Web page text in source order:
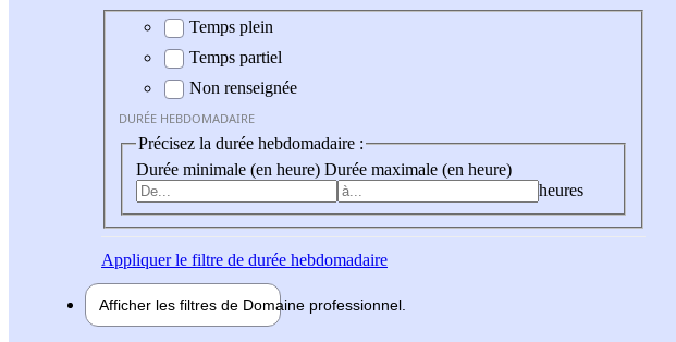
Durée hebdomadaire
Temps plein
Temps partiel
Non renseignée
DURÉE HEBDOMADAIRE
Précisez la durée hebdomadaire :
Durée minimale (en heure) Durée maximale (en heure)
heures
Appliquerle filtre de durée hebdomadaire
Afficher les filtres de Domaine professionnel